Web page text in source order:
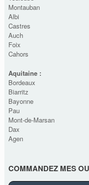
Montauban
Albi
Castres
Auch
Foix
Cahors
Aquitaine :
Bordeaux
Biarritz
Bayonne
Pau
Mont-de-Marsan
Dax
Agen
COMMANDEZ MES